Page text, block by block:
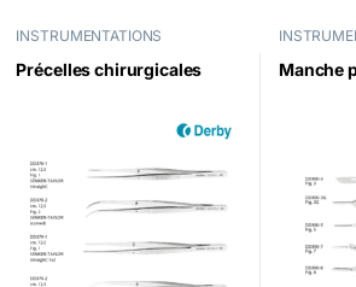
INSTRUMENTATIONS
Précelles chirurgicales Manche